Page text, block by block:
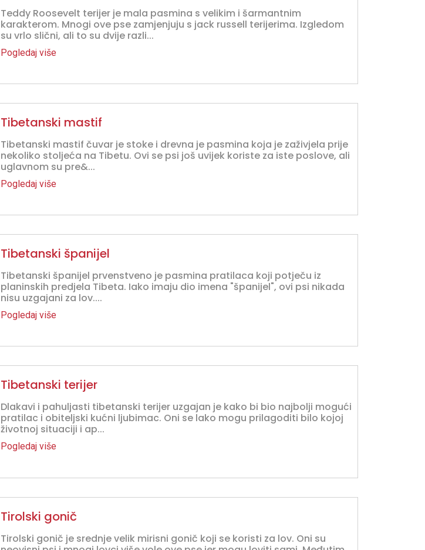
Teddy Roosevelt terijer je mala pasmina s velikim i šarmantnim
karakterom. Mnogi ove pse zamjenjuju s jack russell terijerima. Izgledom
su vrlo slični, ali to su dvije razli...
Pogledaj više
Tibetanski mastif
Tibetanski mastif čuvar je stoke i drevna je pasmina koja je zaživjela prije
nekoliko stoljeća na Tibetu. Ovi se psi još uvijek koriste za iste poslove, ali
uglavnom su pre&...
Pogledaj više
Tibetanski španijel
Tibetanski španijel prvenstveno je pasmina pratilaca koji potječu iz
planinskih predjela Tibeta. Iako imaju dio imena "španijel", ovi psi nikada
nisu uzgajani za lov....
Pogledaj više
Tibetanski terijer
Dlakavi i pahuljasti tibetanski terijer uzgajan je kako bi bio najbolji mogući
pratilac i obiteljski kućni ljubimac. Oni se lako mogu prilagoditi bilo kojoj
životnoj situaciji i ap...
Pogledaj više
Tirolski gonič
Tirolski gonič je srednje velik mirisni gonič koji se koristi za lov. Oni su